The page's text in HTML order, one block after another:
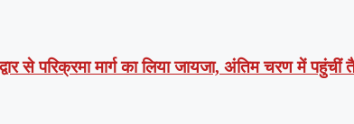
से परिक्रमा मार्ग का लिया जायजा, अंतिम चरण में पहुंचीं